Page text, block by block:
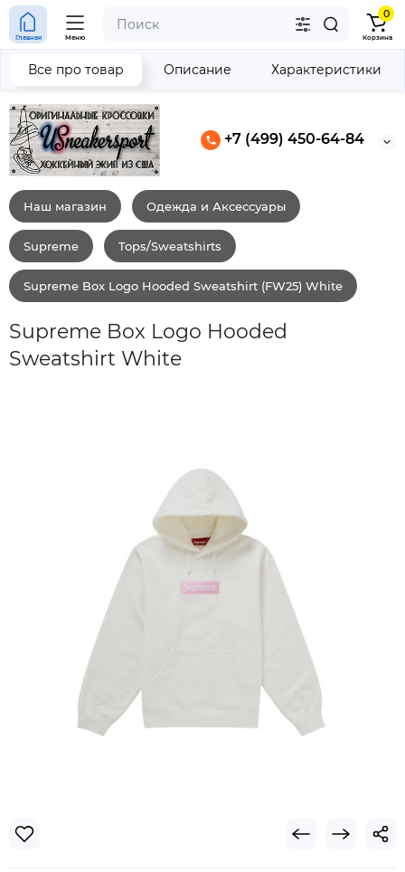
+7 (499) 450-64-84
Главная Меню
0
Корзина
Наш магазин Одежда и Аксессуары
Supreme Tops/Sweatshirts
Supreme Box Logo Hooded Sweatshirt (FW25) White
Supreme Box Logo Hooded
Sweatshirt White
Все про товар Описание Характеристики